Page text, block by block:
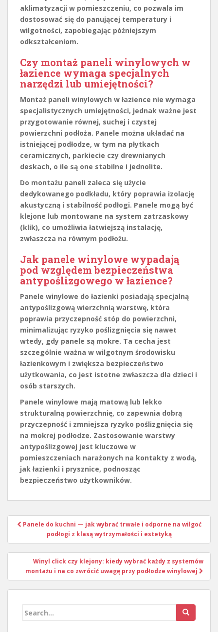
aklimatyzacji w pomieszczeniu, co pozwala im
dostosować się do panującej temperatury i
wilgotności, zapobiegając późniejszym
odkształceniom.
Czy montaż paneli winylowych w
łazience wymaga specjalnych
narzędzi lub umiejętności?
Montaż paneli winylowych w łazience nie wymaga
specjalistycznych umiejętności, jednak ważne jest
przygotowanie równej, suchej i czystej
powierzchni podłoża. Panele można układać na
istniejącej podłodze, w tym na płytkach
ceramicznych, parkiecie czy drewnianych
deskach, o ile są one stabilne i jednolite.
Do montażu paneli zaleca się użycie
dedykowanego podkładu, który poprawia izolację
akustyczną i stabilność podłogi. Panele mogą być
klejone lub montowane na system zatrzaskowy
(klik), co umożliwia łatwiejszą instalację,
zwłaszcza na równym podłożu.
Jak panele winylowe wypadają
pod względem bezpieczeństwa
antypoślizgowego w łazience?
Panele winylowe do łazienki posiadają specjalną
antypoślizgową wierzchnią warstwę, która
poprawia przyczepność stóp do powierzchni,
minimalizując ryzyko poślizgnięcia się nawet
wtedy, gdy panele są mokre. Ta cecha jest
szczególnie ważna w wilgotnym środowisku
łazienkowym i zwiększa bezpieczeństwo
użytkowania, co jest istotne zwłaszcza dla dzieci i
osób starszych.
Panele winylowe mają matową lub lekko
strukturalną powierzchnię, co zapewnia dobrą
przyczepność i zmniejsza ryzyko poślizgnięcia się
na mokrej podłodze. Zastosowanie warstwy
antypoślizgowej jest kluczowe w
pomieszczeniach narażonych na kontakty z wodą,
jak łazienki i prysznice, podnosząc
bezpieczeństwo użytkowników.
Nawigacja
Panele do kuchni — jak wybrać trwałe i odporne na wilgoć
podłogi z klasą wytrzymałości i estetyką
Winyl click czy klejony: kiedy wybrać każdy z systemów
montażu i na co zwrócić uwagę przy podłodze winylowej
Search